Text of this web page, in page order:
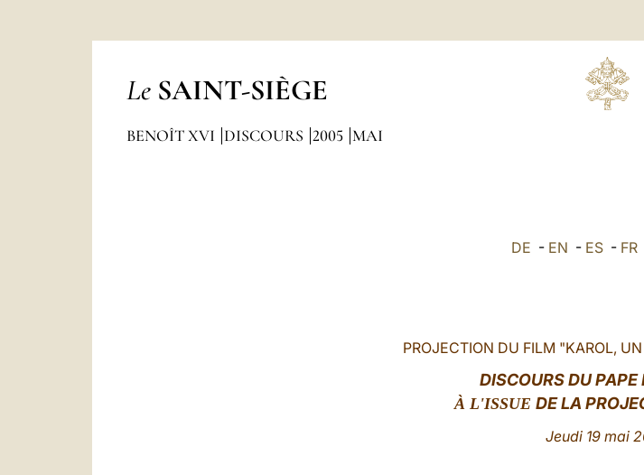
Le SAINT-SIÈGE
BENOÎT XVI DISCOURS 2005 MAI
DE - EN - ES - FR
PROJECTION DU FILM "KAROL,
DISCOURS DU
À L'ISSUE DE LA
Jeudi 19 mai